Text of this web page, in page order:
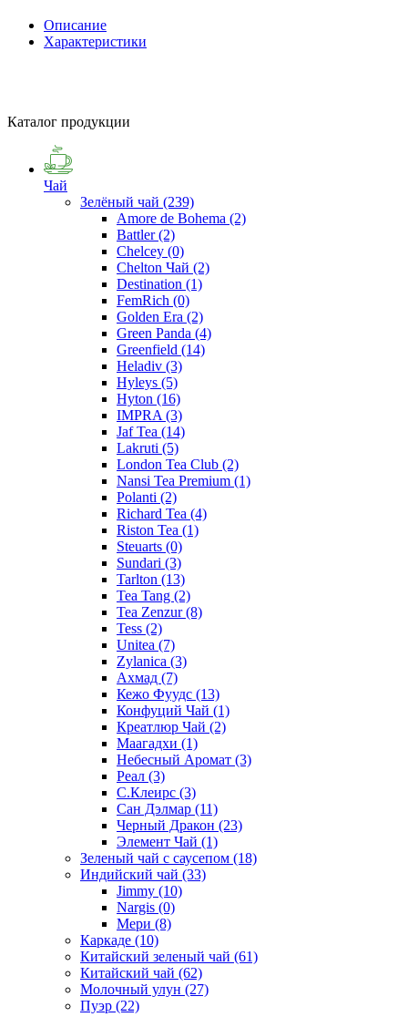
Описание
Характеристики
Каталог продукции
Чай
Зелёный чай (239)
Amore de Bohema (2)
Battler(2)
Chelcey (0)
Chelton Чай (2)
Destination (1)
FemRich (0)
Golden Era (2)
Green Panda (4)
Greenfield (14)
Heladiv (3)
Hyleys (5)
Hyton (16)
IMPRA (3)
Jaf Tea (14)
Lakruti (5)
London Tea Club (2)
Nansi Tea Premium (1)
Polanti (2)
Richard Tea (4)
Riston Tea (1)
Steuarts (0)
Sundari (3)
Tarlton (13)
Tea Tang (2)
Tea Zenzur(8)
Tess (2)
Unitea (7)
Zylanica (3)
Ахмад (7)
Кежо Фуудс (13)
Конфуций Чай (1)
Креатлюр Чай (2)
Маагадхи (1)
Небесный Аромат (3)
Реал (3)
С.Клеирс (3)
Сан Дэлмар (11)
Черный Дракон (23)
Элемент Чай (1)
Зеленый чай с саусепом (18)
Индийский чай (33)
Jimmy (10)
Nargis (0)
Мери (8)
Каркаде (10)
Китайский зеленый чай (61)
Китайский чай (62)
Молочный улун (27)
Пуэр (22)